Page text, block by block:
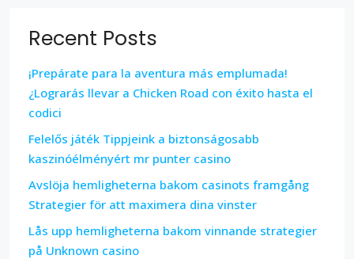
Recent Posts
¡Prepárate para la aventura más emplumada!
¿Lograrás llevar a Chicken Road con éxito hasta el
codici
Felelős játék Tippjeink a biztonságosabb
kaszinóélményért mr punter casino
Avslöja hemligheterna bakom casinots framgång
Strategier för att maximera dina vinster
Lås upp hemligheterna bakom vinnande strategier
på Unknown casino